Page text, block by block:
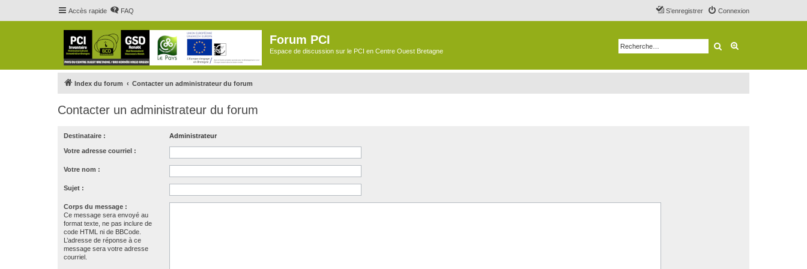
Accès rapide FAQ Connexion
S’enregistrer
Forum PCI
Espace de discussion sur le PCI en Centre Ouest Bretagne Rechercher
Index du forum Contacter un administrateur du forum
Contacter un administrateur du forum
Destinataire : Administrateur
Votre adresse courriel :
Votre nom :
Sujet :
Corps du message :
Ce message sera envoyé au
format texte, ne pas inclure de
code HTML ni de BBCode.
L’adresse de réponse à ce
message sera votre adresse
courriel.